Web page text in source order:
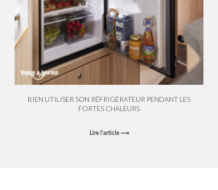
BIEN UTILISER SON RÉFRIGÉRATEUR PENDANT LES
FORTES CHALEURS
Lire l'article ⟶